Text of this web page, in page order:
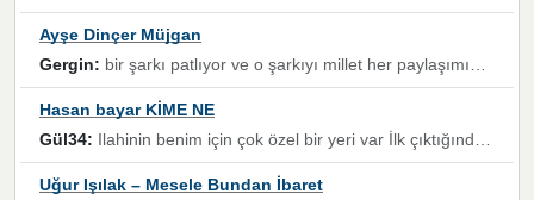
Ayşe Dinçer Müjgan
Gergin: bir şarkı patlıyor ve o şarkıyı millet her paylaşımın altına koyuyor ve öyle bir durum hal alıyor ki şarkıyı dinlemeden şarkıdan bikıyorsun Ama bu enteresan bir şekilde dillere dolanıyor millet olarak seviyoruz dertlerle boğuşurken bir yandan da göbek atmayi))) diyeceklerim bu kadar güzel hoş bir sayfa emeğinize sağlık arkadaşlar kolay gelsin
Hasan bayar KİME NE
Gül34: Ilahinin benim için çok özel bir yeri var İlk çıktığında komşum ne kadar yüksek sesle dinliyorsa orada duymuştum ve YouTube'dan aratıp Bu ilahiyi bulmuştum ve sonra müdavimi oldum günlük Ben de 3-5 kere dinleyip ezberleyip artık ilahiye bende eşlik ediyorum yüksek sesle Allah razı olsun hizmet nimettir Rabbim sizin zahmetlerinize de hayırlı nimetler versin Selam ve dua ile Allah'a emanet olun
Uğur Işılak – Mesele Bundan İbaret